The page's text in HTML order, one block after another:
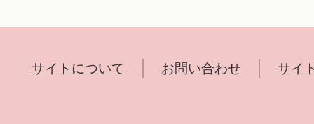
サイトについて お問い合わせ サイ